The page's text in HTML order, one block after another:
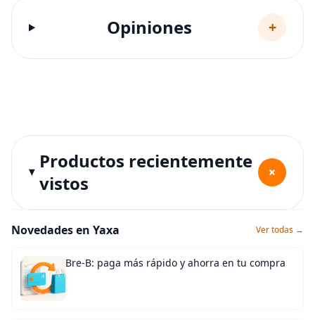
Opiniones +
Productos recientemente
vistos
+
Novedades en Yaxa Ver todas →
Bre-B: paga más rápido y ahorra en tu compra